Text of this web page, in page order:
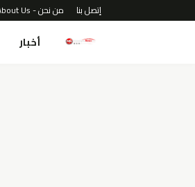
إتصل بنا من نحن - About Us
أخبار